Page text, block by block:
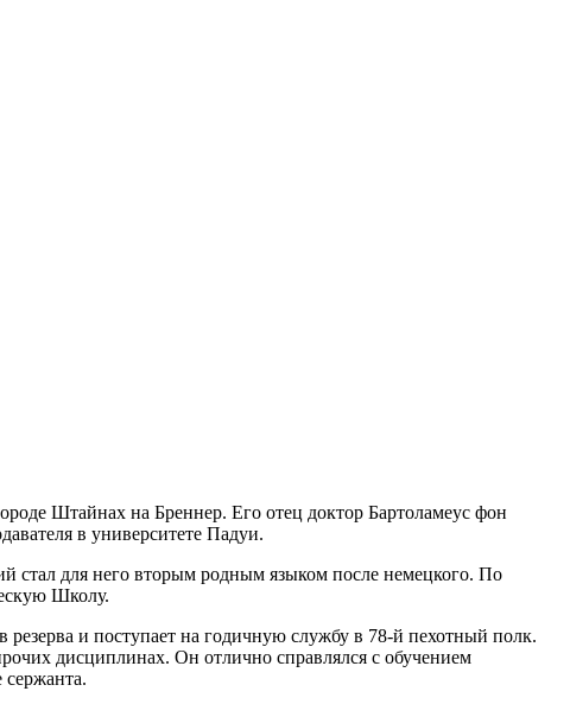
Штайнах на Бреннер. Его отец доктор Бартоламеус фон
в университете Падуи.
стал для него вторым родным языком после немецкого. По
Школу.
и поступает на годичную службу в 78-й пехотный полк.
дисциплинах. Он отлично справлялся с обучением
сержанта.